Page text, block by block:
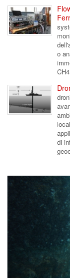
o
di